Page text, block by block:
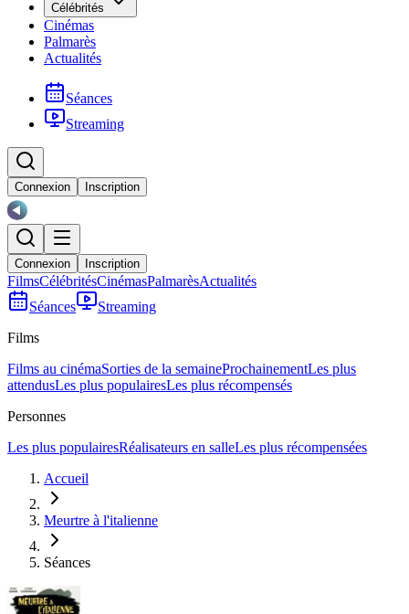
Célébrités
Cinémas
Palmarès
Actualités
Séances
Streaming
Connexion Inscription
Connexion Inscription
FilmsCélébritésCinémasPalmarèsActualités
Séances
Streaming
Films
Films au cinémaSorties de la semaineProchainementLes plus
attendusLes plus populairesLes plus récompensés
Personnes
Les plus populairesRéalisateurs en salleLes plus récompensées
Accueil
Meurtre à l'italienne
Séances